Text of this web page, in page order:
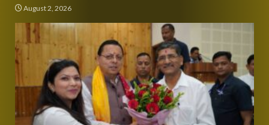
August 2, 2026